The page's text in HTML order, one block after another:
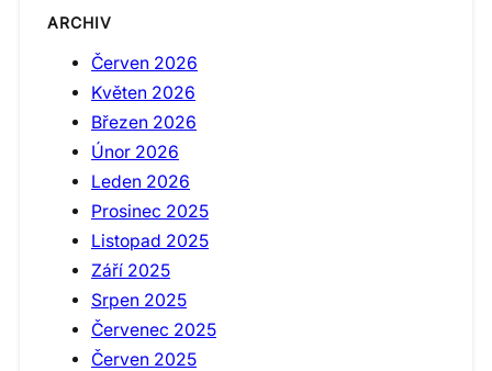
ARCHIV
Červen 2026
Květen 2026
Březen 2026
Únor 2026
Leden 2026
Prosinec 2025
Listopad 2025
Září 2025
Srpen 2025
Červenec 2025
Červen 2025